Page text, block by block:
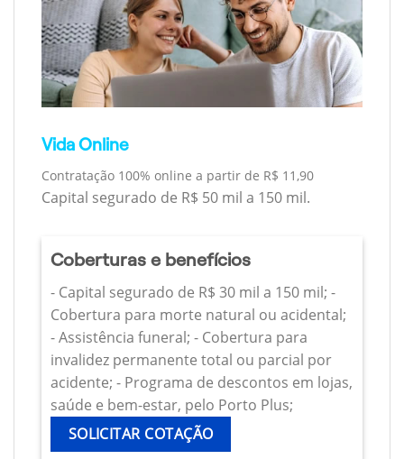
Vida Online
Contratação 100% online a partir de R$ 11,90
Capital segurado de R$ 50 mil a 150 mil.
Coberturas e benefícios
- Capital segurado de R$ 30 mil a 150 mil; -
Cobertura para morte natural ou acidental;
- Assistência funeral; - Cobertura para
invalidez permanente total ou parcial por
acidente; - Programa de descontos em lojas,
saúde e bem-estar, pelo Porto Plus;
SOLICITAR COTAÇÃO